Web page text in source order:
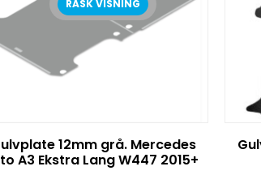
RASK VISNING
12mm grå. Mercedes
A3 Ekstra Lang W447 2015+